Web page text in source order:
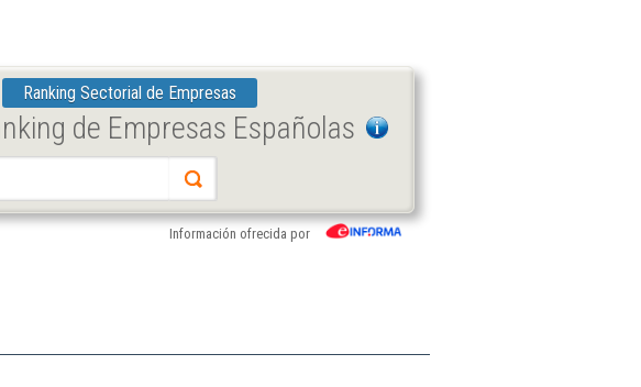
Ranking Sectorial de Empresas
de Empresas Españolas
Información ofrecida por